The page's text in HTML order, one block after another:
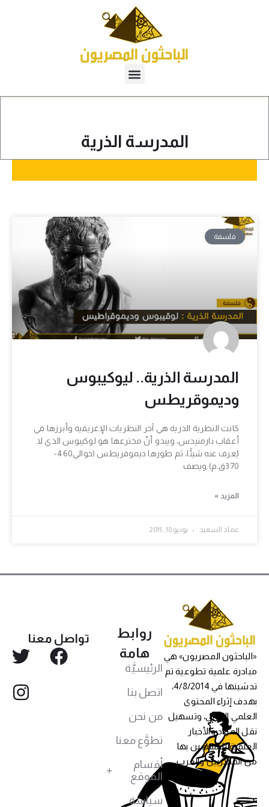
المدرسة الذرية
فلسفة
المدرسة الذرية.. ليوكيبوس
وديموقريطس
كانت النظرية الذرية هي آخر النظريات الإغريقية وأبرزها في
أعقاب بارمنيدس، ويبدو أنّ مخترعها هو لوكيبوس الذي لا
يُعرف عنه شيئًا، ثم طورها ديموقريطس (حوالي460-
370ق.م).ويصف
المزيد »
عماد السعيد يونيو 10, 2015
«الباحثون المصريون» هي
مبادرة علمية تطوعية تم
تدشينها في 4/8/2014،
بهدف إثراء المحتوى
العلمي العربي، وتسهيل
نقل المواد والأخبار
العلمية للمهتمين بها
من المصريين والعرب،
روابط
هامة
الرئيسيَّة
اتصل بنا
من نحن
تطوَّع معنا
أقسام
الموقع
سياسة
تواصل معنا